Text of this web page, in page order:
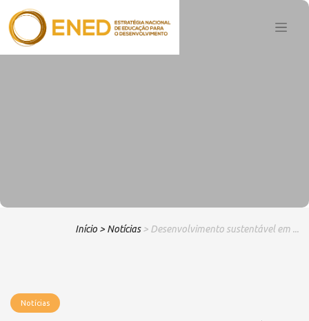
Início > Notícias > Desenvolvimento sustentável em ...
Notícias